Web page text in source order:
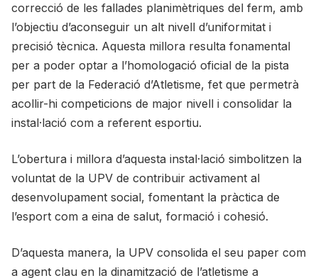
correcció de les fallades planimètriques del ferm, amb
l’objectiu d’aconseguir un alt nivell d’uniformitat i
precisió tècnica. Aquesta millora resulta fonamental
per a poder optar a l’homologació oficial de la pista
per part de la Federació d’Atletisme, fet que permetrà
acollir-hi competicions de major nivell i consolidar la
instal·lació com a referent esportiu.
L’obertura i millora d’aquesta instal·lació simbolitzen la
voluntat de la UPV de contribuir activament al
desenvolupament social, fomentant la pràctica de
l’esport com a eina de salut, formació i cohesió.
D’aquesta manera, la UPV consolida el seu paper com
a agent clau en la dinamització de l’atletisme a